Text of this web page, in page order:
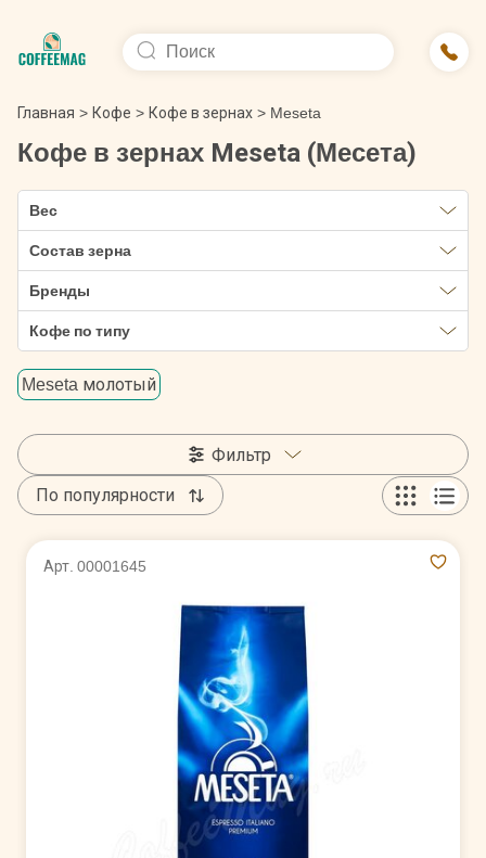
Главная > Кофе > Кофе в зернах > Meseta
Кофе в зернах Meseta (Месета)
Вес
Состав зерна
Бренды
Кофе по типу
Meseta молотый
Фильтр
По популярности
Арт. 00001645